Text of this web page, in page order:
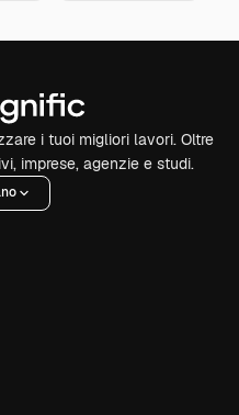
i tuoi migliori lavori. Oltre
imprese, agenzie e studi.